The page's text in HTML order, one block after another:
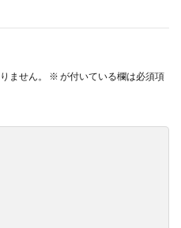
ません。 ※ が付いている欄は必須項